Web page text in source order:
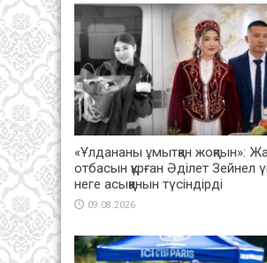
«Ұлдананы ұмытқан жоқпын»:
отбасын құрған Әділет Зейнел
неге асыққанын түсіндірді
09.08.2026